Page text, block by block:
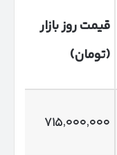
قیمت روز بازار
(تومان)
۷۱۵٬۰۰۰٬۰۰۰